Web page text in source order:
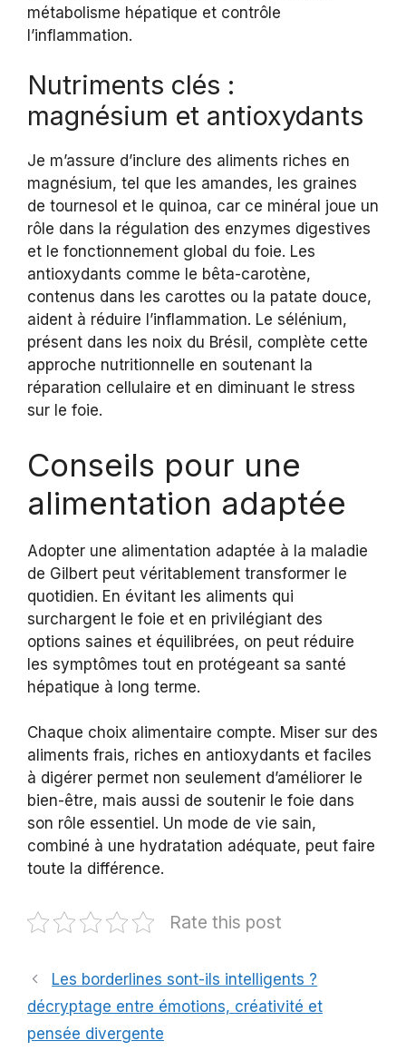
métabolisme hépatique et contrôle
l’inflammation.
Nutriments clés :
magnésium et antioxydants
Je m’assure d’inclure des aliments riches en
magnésium, tel que les amandes, les graines
de tournesol et le quinoa, car ce minéral joue un
rôle dans la régulation des enzymes digestives
et le fonctionnement global du foie. Les
antioxydants comme le bêta-carotène,
contenus dans les carottes ou la patate douce,
aident à réduire l’inflammation. Le sélénium,
présent dans les noix du Brésil, complète cette
approche nutritionnelle en soutenant la
réparation cellulaire et en diminuant le stress
sur le foie.
Conseils pour une
alimentation adaptée
Adopter une alimentation adaptée à la maladie
de Gilbert peut véritablement transformer le
quotidien. En évitant les aliments qui
surchargent le foie et en privilégiant des
options saines et équilibrées, on peut réduire
les symptômes tout en protégeant sa santé
hépatique à long terme.
Chaque choix alimentaire compte. Miser sur des
aliments frais, riches en antioxydants et faciles
à digérer permet non seulement d’améliorer le
bien-être, mais aussi de soutenir le foie dans
son rôle essentiel. Un mode de vie sain,
combiné à une hydratation adéquate, peut faire
toute la différence.
Rate this post
Les borderlines sont-ils intelligents ?
décryptage entre émotions, créativité et
pensée divergente